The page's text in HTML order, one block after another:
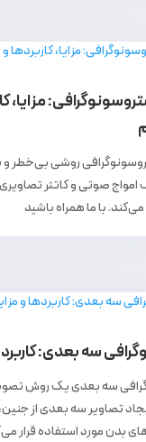
مزایا،
روشی بی‌خطر
امواج صوتی و کاتتر
با ما همراه باشید
سه بعدی:
سه ‌بعدی یک روش
تصاویر سه بعدی از
بدن مورد استفاده قرار